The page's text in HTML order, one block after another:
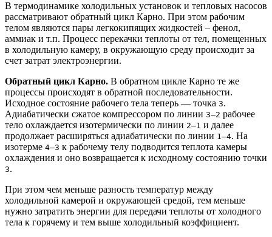
В термодинамике холодильных установок и тепловых насосов
рассматривают обратный цикл Карно. При этом рабочим
телом являются пары легкокипящих жидкостей – фенол,
аммиак и т.п. Процесс перекачки теплоты от тел, помещенных
в холодильную камеру, в окружающую среду происходит за
счет затрат электроэнергии.
Обратный цикл Карно. В обратном цикле Карно те же
процессы происходят в обратной последовательности.
Исходное состояние рабочего тела теперь — точка 3.
Адиабатически сжатое компрессором по линии 3—2 рабочее
тело охлаждается изотермически по линии 2—1 и далее
продолжает расширяться адиабатически по линии 1—4. На
изотерме 4—3 к рабочему телу подводится теплота камеры
охлаждения и оно возвращается к исходному состоянию точки
3.
При этом чем меньше разность температур между
холодильной камерой и окружающей средой, тем меньше
нужно затратить энергии для передачи теплоты от холодного
тела к горячему и тем выше холодильный коэффициент.